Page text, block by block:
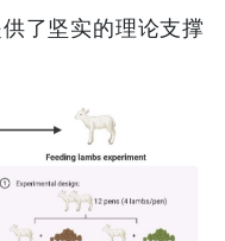
了坚实的理论支撑